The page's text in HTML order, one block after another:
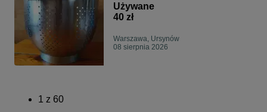
Używane
40 zł
Warszawa, Ursynów
08 sierpnia 2026
1 z 60